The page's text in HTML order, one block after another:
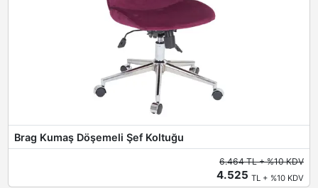
Brag Kumaş Döşemeli Şef Koltuğu
6.464 TL + %10 KDV
4.525TL + %10 KDV